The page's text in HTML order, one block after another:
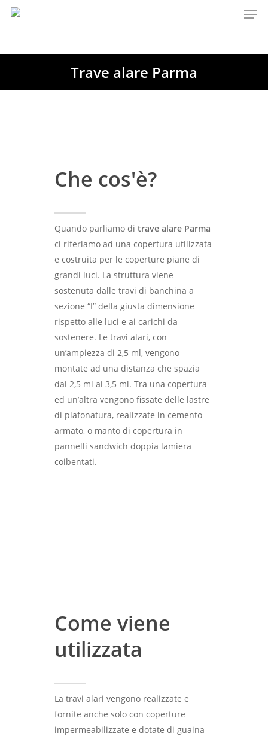
Hit enter to search or ESC to close
Trave alare Parma
Che cos'è?
Quando parliamo di trave alare Parma
ci riferiamo ad una copertura utilizzata
e costruita per le coperture piane di
grandi luci. La struttura viene
sostenuta dalle travi di banchina a
sezione “I” della giusta dimensione
rispetto alle luci e ai carichi da
sostenere. Le travi alari, con
un’ampiezza di 2,5 ml, vengono
montate ad una distanza che spazia
dai 2,5 ml ai 3,5 ml. Tra una copertura
ed un’altra vengono fissate delle lastre
di plafonatura, realizzate in cemento
armato, o manto di copertura in
pannelli sandwich doppia lamiera
coibentati.
Come viene
utilizzata
La travi alari vengono realizzate e
fornite anche solo con coperture
impermeabilizzate e dotate di guaina